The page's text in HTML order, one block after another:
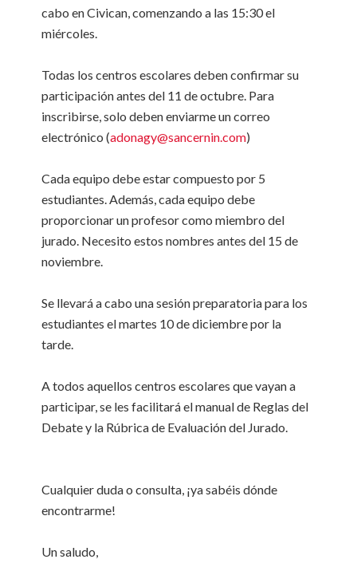
cabo en Civican, comenzando a las 15:30 el
miércoles.
Todas los centros escolares deben confirmar su
participación antes del 11 de octubre. Para
inscribirse, solo deben enviarme un correo
electrónico (adonagy@sancernin.com)
Cada equipo debe estar compuesto por 5
estudiantes. Además, cada equipo debe
proporcionar un profesor como miembro del
jurado. Necesito estos nombres antes del 15 de
noviembre.
Se llevará a cabo una sesión preparatoria para los
estudiantes el martes 10 de diciembre por la
tarde.
A todos aquellos centros escolares que vayan a
participar, se les facilitará el manual de Reglas del
Debate y la Rúbrica de Evaluación del Jurado.
Cualquier duda o consulta, ¡ya sabéis dónde
encontrarme!
Un saludo,